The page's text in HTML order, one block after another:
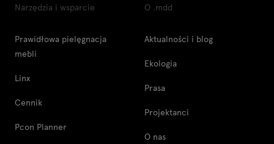
Narzędzia i wsparcie
Prawidłowa pielęgnacja
mebli
Linx
Cennik
Pcon Planner
O .mdd
Aktualności i blog
Ekologia
Prasa
Projektanci
O nas